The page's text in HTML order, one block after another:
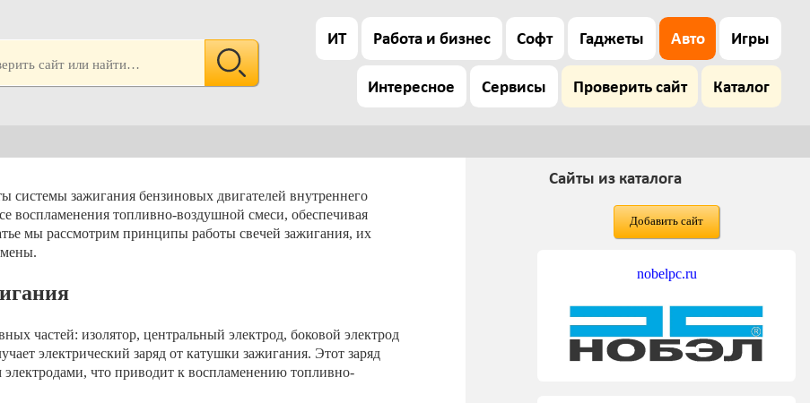
ИТ Работа и бизнес Софт Гаджеты Авто Игры
Интересное Сервисы Проверить сайт Каталог
зажигания бензиновых двигателей внутреннего
воспламенения топливно-воздушной смеси, обеспечивая
мы рассмотрим принципы работы свечей зажигания, их
частей: изолятор, центральный электрод, боковой электрод
электрический заряд от катушки зажигания. Этот заряд
что приводит к воспламенению топливно-
Сайты из каталога
Добавить сайт
nobelpc.ru